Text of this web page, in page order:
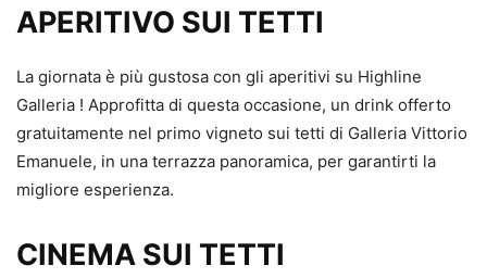
APERITIVO SUI TETTI
La giornata è più gustosa con gli aperitivi su Highline
Galleria ! Approfitta di questa occasione, un drink offerto
gratuitamente nel primo vigneto sui tetti di Galleria Vittorio
Emanuele, in una terrazza panoramica, per garantirti la
migliore esperienza.
CINEMA SUI TETTI